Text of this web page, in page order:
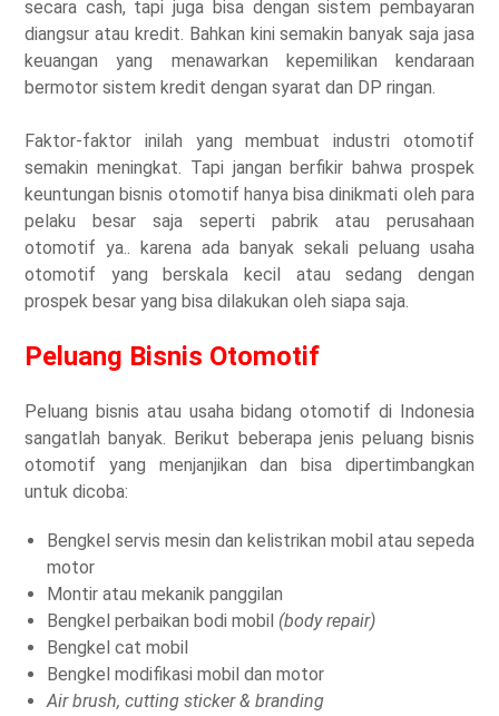
secara cash, tapi juga bisa dengan sistem pembayaran
diangsur atau kredit. Bahkan kini semakin banyak saja jasa
keuangan yang menawarkan kepemilikan kendaraan
bermotor sistem kredit dengan syarat dan DP ringan.
Faktor-faktor inilah yang membuat industri otomotif
semakin meningkat. Tapi jangan berfikir bahwa prospek
keuntungan bisnis otomotif hanya bisa dinikmati oleh para
pelaku besar saja seperti pabrik atau perusahaan
otomotif ya.. karena ada banyak sekali peluang usaha
otomotif yang berskala kecil atau sedang dengan
prospek besar yang bisa dilakukan oleh siapa saja.
Peluang Bisnis Otomotif
Peluang bisnis atau usaha bidang otomotif di Indonesia
sangatlah banyak. Berikut beberapa jenis peluang bisnis
otomotif yang menjanjikan dan bisa dipertimbangkan
untuk dicoba:
Bengkel servis mesin dan kelistrikan mobil atau sepeda
motor
Montir atau mekanik panggilan
Bengkel perbaikan bodi mobil (body repair)
Bengkel cat mobil
Bengkel modifikasi mobil dan motor
Air brush, cutting sticker & branding